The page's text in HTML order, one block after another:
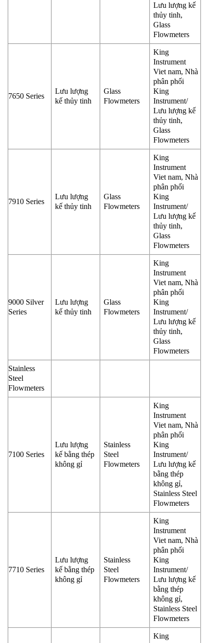
Lưu lượng kế
thủy tinh,
Glass
Flowmeters
7650 Series
Lưu lượng
kế thủy tinh
Glass
Flowmeters
King
Instrument
Viet nam, Nhà
phân phối
King
Instrument/
Lưu lượng kế
thủy tinh,
Glass
Flowmeters
7910 Series
Lưu lượng
kế thủy tinh
Glass
Flowmeters
King
Instrument
Viet nam, Nhà
phân phối
King
Instrument/
Lưu lượng kế
thủy tinh,
Glass
Flowmeters
9000 Silver
Series
Lưu lượng
kế thủy tinh
Glass
Flowmeters
King
Instrument
Viet nam, Nhà
phân phối
King
Instrument/
Lưu lượng kế
thủy tinh,
Glass
Flowmeters
Stainless
Steel
Flowmeters
7100 Series
Lưu lượng
kế bằng thép
không gỉ
Stainless
Steel
Flowmeters
King
Instrument
Viet nam, Nhà
phân phối
King
Instrument/
Lưu lượng kế
bằng thép
không gỉ,
Stainless Steel
Flowmeters
7710 Series
Lưu lượng
kế bằng thép
không gỉ
Stainless
Steel
Flowmeters
King
Instrument
Viet nam, Nhà
phân phối
King
Instrument/
Lưu lượng kế
bằng thép
không gỉ,
Stainless Steel
Flowmeters
King